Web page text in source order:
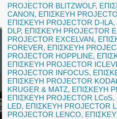
PROJECTOR BLITZWOLF,
CANON, ΕΠΙΣΚΕΥΗ
ΕΠΙΣΚΕΥΗ PROJECTOR D-ILA,
DLP, ΕΠΙΣΚΕΥΗ PROJECTOR
PROJECTOR EXCELVAN,
FOREVER, ΕΠΙΣΚΕΥΗ
PROJECTOR HOPPLINE,
ΕΠΙΣΚΕΥΗ PROJECTOR
PROJECTOR INFOCUS,
ΕΠΙΣΚΕΥΗ PROJECTOR
KRUGER & MATZ, ΕΠΙΣΚΕΥΗ
ΕΠΙΣΚΕΥΗ PROJECTOR LCoS,
LED, ΕΠΙΣΚΕΥΗ PROJECTOR
PROJECTOR LENCO,